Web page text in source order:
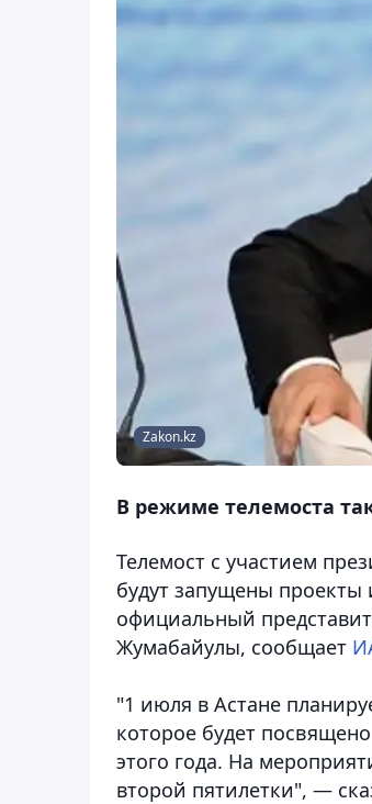
Zakon.kz
В режиме телемоста
Телемост с участием
будут запущены проекты
официальный
Жумабайулы, сообщает
"1 июля в Астане
которое будет
этого года. На
второй пятилетки", —